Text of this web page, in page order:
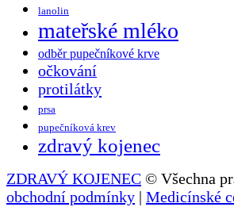
lanolin
mateřské mléko
odběr pupečníkové krve
očkování
protilátky
prsa
pupečníková krev
zdravý kojenec
ZDRAVÝ KOJENEC © Všechna
obchodní podmínky | Medicínské